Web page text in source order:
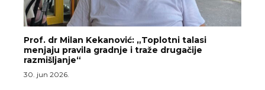
Prof. dr Milan Kekanović: „Toplotni talasi
menjaju pravila gradnje i traže drugačije
razmišljanje“
30. jun 2026.